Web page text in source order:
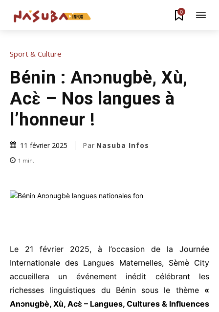
0
Sport & Culture
Bénin : Anɔnugbè, Xù,
Acɛ̀ – Nos langues à
l’honneur !
11 février 2025 Par Nasuba Infos
1 min.
Le 21 février 2025, à l’occasion de la Journée
Internationale des Langues Maternelles, Sèmè City
accueillera un événement inédit célébrant les
richesses linguistiques du Bénin sous le thème «
Anɔnugbè, Xù, Acɛ̀ – Langues, Cultures & Influences